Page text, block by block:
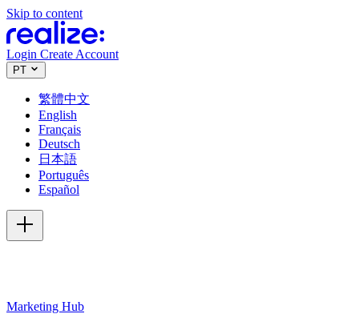
Skip to content
Login Create Account
PT
繁體中文
English
Français
Deutsch
日本語
Português
Español
Marketing Hub